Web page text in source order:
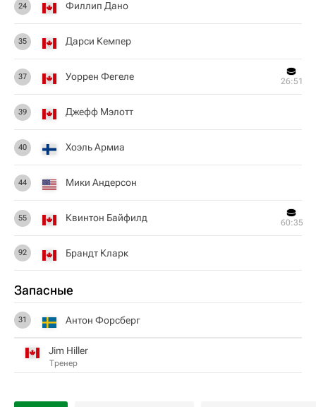
24 Филлип Дано
35 Дарси Кемпер
37 Уоррен Фегеле 26:51
39 Джефф Мэлотт
40 Хоэль Армиа
44 Мики Андерсон
55 Квинтон Байфилд 60:35
92 Брандт Кларк
Запасные
31 Антон Форсберг
Jim Hiller
Тренер